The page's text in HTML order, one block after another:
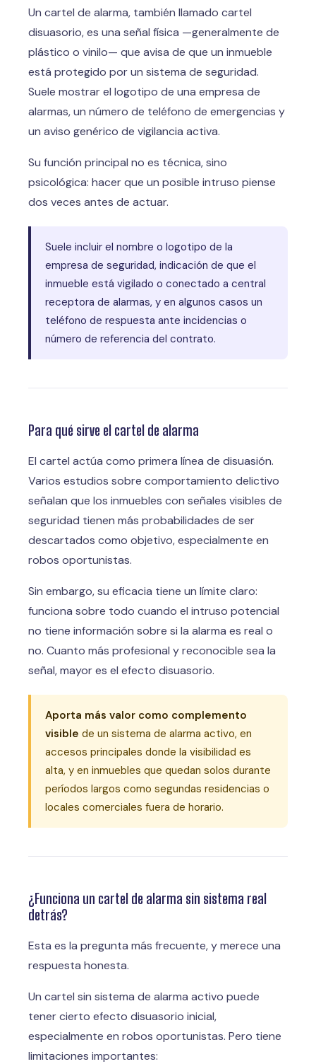
Un cartel de alarma, también llamado cartel
disuasorio, es una señal física —generalmente de
plástico o vinilo— que avisa de que un inmueble
está protegido por un sistema de seguridad.
Suele mostrar el logotipo de una empresa de
alarmas, un número de teléfono de emergencias y
un aviso genérico de vigilancia activa.
Su función principal no es técnica, sino
psicológica: hacer que un posible intruso piense
dos veces antes de actuar.
Suele incluir el nombre o logotipo de la
empresa de seguridad, indicación de que el
inmueble está vigilado o conectado a central
receptora de alarmas, y en algunos casos un
teléfono de respuesta ante incidencias o
número de referencia del contrato.
Para qué sirve el cartel de alarma
El cartel actúa como primera línea de disuasión.
Varios estudios sobre comportamiento delictivo
señalan que los inmuebles con señales visibles de
seguridad tienen más probabilidades de ser
descartados como objetivo, especialmente en
robos oportunistas.
Sin embargo, su eficacia tiene un límite claro:
funciona sobre todo cuando el intruso potencial
no tiene información sobre si la alarma es real o
no. Cuanto más profesional y reconocible sea la
señal, mayor es el efecto disuasorio.
Aporta más valor como complemento
visible de un sistema de alarma activo, en
accesos principales donde la visibilidad es
alta, y en inmuebles que quedan solos durante
períodos largos como segundas residencias o
locales comerciales fuera de horario.
¿Funciona un cartel de alarma sin sistema real
detrás?
Esta es la pregunta más frecuente, y merece una
respuesta honesta.
Un cartel sin sistema de alarma activo puede
tener cierto efecto disuasorio inicial,
especialmente en robos oportunistas. Pero tiene
limitaciones importantes: